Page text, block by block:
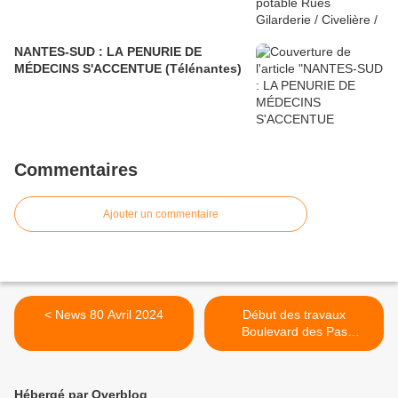
NANTES-SUD : LA PENURIE DE
MÉDECINS S'ACCENTUE (Télénantes)
Commentaires
Ajouter un commentaire
< News 80 Avril 2024
Début des travaux
Boulevard des Pas
Enchantés >
Hébergé par Overblog